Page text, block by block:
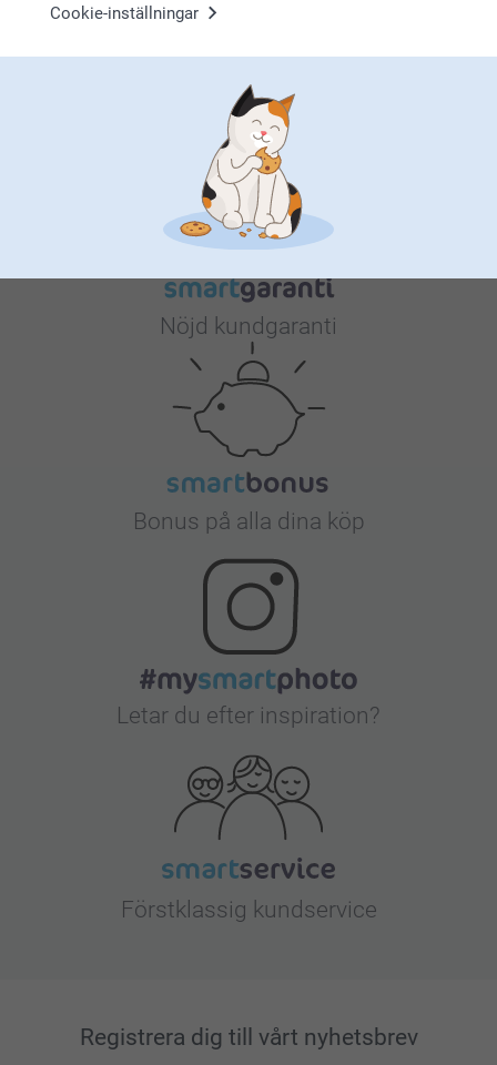
Cookie-inställningar
smartphoto
Nöjd kundgaranti
Bonus på alla dina köp
Letar du efter inspiration?
Förstklassig kundservice
Registrera dig till vårt nyhetsbrev